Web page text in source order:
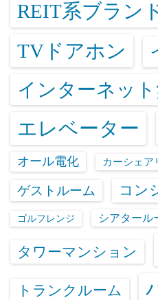
REIT系ブラン
TVドアホン
インターネッ
エレベーター
オール電化 カーシェア
ゲストルーム コン
ゴルフレンジ シアタール
タワーマンション
トランクルーム